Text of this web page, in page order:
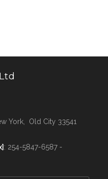
York, Old City 33541
: 254-5847-6587 -